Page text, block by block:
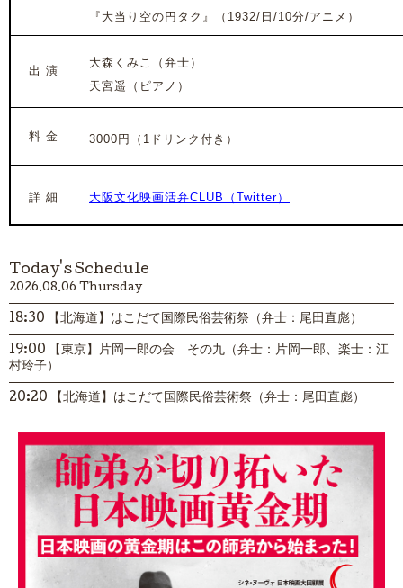
『大当り空の円タク』（1932/日/10分/アニメ）
出 演
大森くみこ（ 弁士）
天宮遥（ピアノ）
料 金 3000円（1ドリンク付き）
詳 細 大阪文化映画活弁CLUB（Twitter）
Today's Schedule
2026.08.06 Thursday
18:30 【北海道】はこだて国際民俗芸術祭（弁士：尾田直彪）
19:00 【東京】片岡一郎の会 その九（弁士：片岡一郎、楽士：江
村玲子）
20:20 【北海道】はこだて国際民俗芸術祭（弁士：尾田直彪）